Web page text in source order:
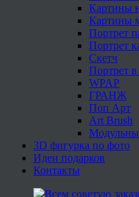
Картины
Картины
Портрет
Портрет
Скетч
Портрет
WPAP
ГРАНЖ
Поп Арт
Art Brush
3D фигурка по фото
Идеи подарков
Контакты